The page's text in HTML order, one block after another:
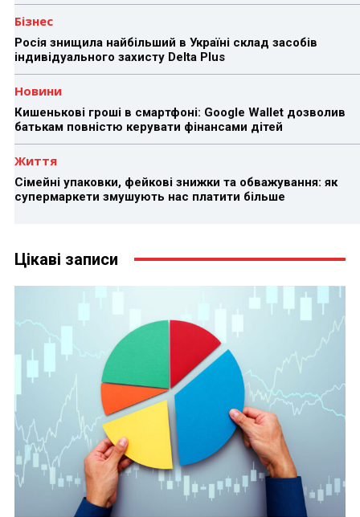
Бізнес
Росія знищила найбільший в Україні склад засобів
індивідуального захисту Delta Plus
Новини
Кишенькові гроші в смартфоні: Google Wallet дозволив
батькам повністю керувати фінансами дітей
Життя
Сімейні упаковки, фейкові знижки та обважування: як
супермаркети змушують нас платити більше
Цікаві записи